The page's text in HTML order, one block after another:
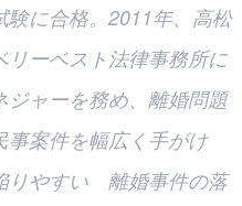
験に合格。2011年、高松
ーベスト法律事務所に
ジャーを務め、離婚問題
事案件を幅広く手がけ
りやすい 離婚事件の落